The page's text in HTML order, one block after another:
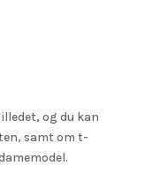
og du kan
samt om t-